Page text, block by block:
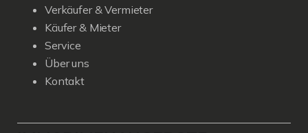
Verkäufer & Vermieter
Käufer & Mieter
Service
Über uns
Kontakt